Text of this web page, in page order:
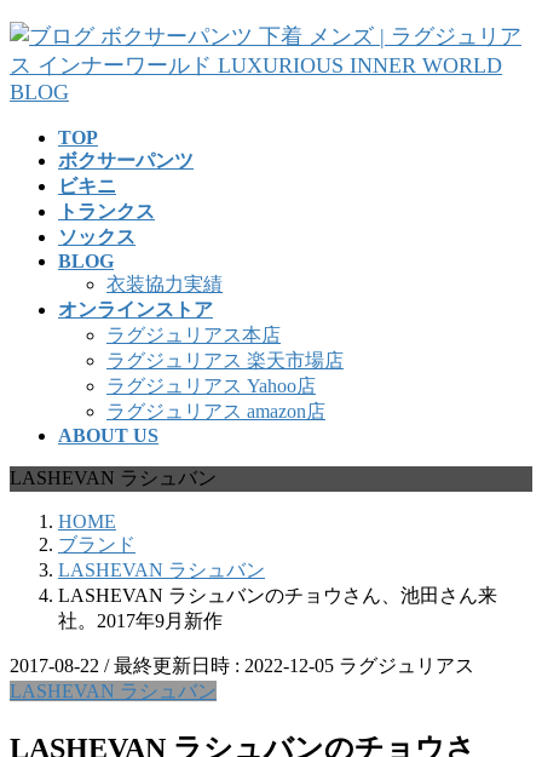
コ
ン
テ
ン
ナ
ビ
ゲ
ー
TOP
ボクサーパンツ
ビキニ
トランクス
ソックス
BLOG
衣装協力実績
オンラインストア
ラグジュリアス本店
ラグジュリアス 楽天市場店
ラグジュリアス Yahoo店
ラグジュリアス amazon店
ABOUT US
LASHEVAN ラシュバン
HOME
ブランド
LASHEVAN ラシュバン
LASHEVAN ラシュバンのチョウさん、池田さん来
社。2017年9月新作
2017-08-22 / 最終更新日時 : 2022-12-05 ラグジュリアス
LASHEVAN ラシュバン
LASHEVAN ラシュバンのチョウさ